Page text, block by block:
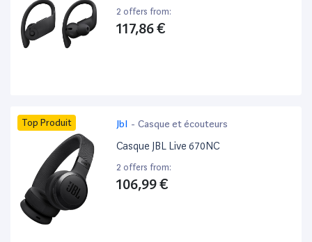
2 offers from:
117,86 €
Top Produit Jbl - Casque et écouteurs
Casque JBL Live 670NC
2 offers from:
106,99 €